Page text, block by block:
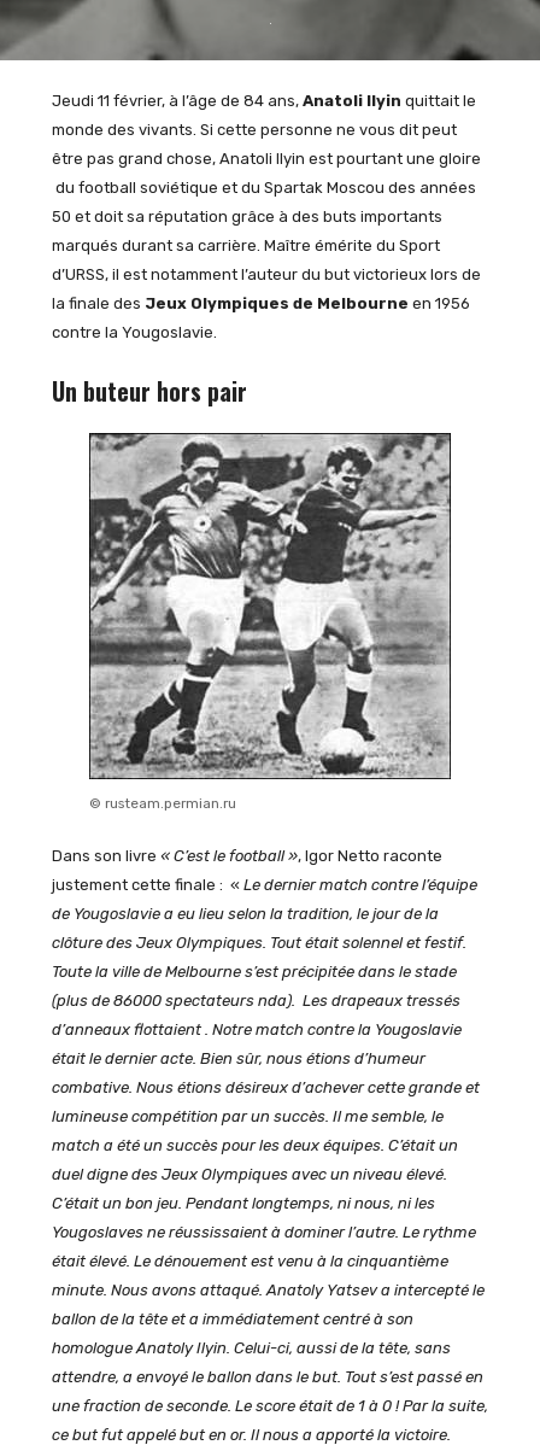
Jeudi 11 février, à l’âge de 84 ans, Anatoli Ilyin quittait le
monde des vivants. Si cette personne ne vous dit peut
être pas grand chose, Anatoli Ilyin est pourtant une gloire
du football soviétique et du Spartak Moscou des années
50 et doit sa réputation grâce à des buts importants
marqués durant sa carrière. Maître émérite du Sport
d’URSS, il est notamment l’auteur du but victorieux lors de
la finale des Jeux Olympiques de Melbourne en 1956
contre la Yougoslavie.
Un buteur hors pair
© rusteam.permian.ru
Dans son livre « C’est le football », Igor Netto raconte
justement cette finale : « Le dernier match contre l’équipe
de Yougoslavie a eu lieu selon la tradition, le jour de la
clôture des Jeux Olympiques. Tout était solennel et festif.
Toute la ville de Melbourne s’est précipitée dans le stade
(plus de 86000 spectateurs nda). Les drapeaux tressés
d’anneaux flottaient . Notre match contre la Yougoslavie
était le dernier acte. Bien sûr, nous étions d’humeur
combative. Nous étions désireux d’achever cette grande et
lumineuse compétition par un succès. Il me semble, le
match a été un succès pour les deux équipes. C’était un
duel digne des Jeux Olympiques avec un niveau élevé.
C’était un bon jeu. Pendant longtemps, ni nous, ni les
Yougoslaves ne réussissaient à dominer l’autre. Le rythme
était élevé. Le dénouement est venu à la cinquantième
minute. Nous avons attaqué. Anatoly Yatsev a intercepté le
ballon de la tête et a immédiatement centré à son
homologue Anatoly Ilyin. Celui-ci, aussi de la tête, sans
attendre, a envoyé le ballon dans le but. Tout s’est passé en
une fraction de seconde. Le score était de 1 à 0 ! Par la suite,
ce but fut appelé but en or. Il nous a apporté la victoire.